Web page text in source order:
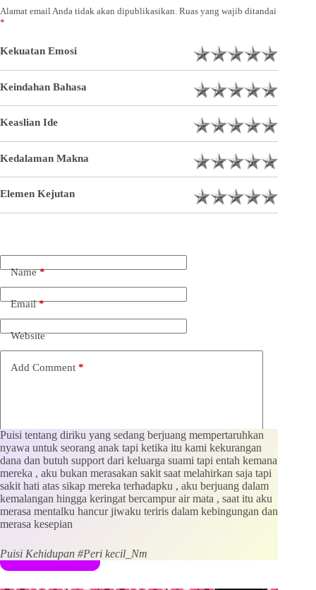
Alamat email Anda tidak akan dipublikasikan. Ruas yang wajib ditandai
*
Kekuatan Emosi
Keindahan Bahasa
Keaslian Ide
Kedalaman Makna
Elemen Kejutan
Name*
Email*
Website
Add Comment *
Save my name, email and website in this browser for the
next time I comment.
Kirim Komentar
Puisi tentang diriku yang sedang berjuang mempertaruhkan
nyawa untuk seorang anak tapi ketika itu kami kekurangan
dana dan butuh support dari keluarga suami tapi entah kemana
mereka , aku bukan merasakan sakit saat melahirkan saja tapi
sakit hati atas sikap mereka terhadapku , aku berjuang dalam
kemalangan hingga keringat bercampur air mata , saat itu aku
merasa mentalku hancur jiwaku teriris dalam kebingungan dan
merasa kesepian
Puisi Kehidupan #Peri kecil_Nm